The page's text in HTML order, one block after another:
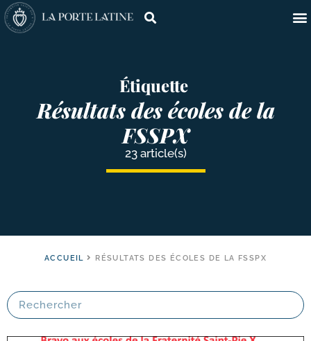
Étiquette
Résultats des écoles de la
FSSPX
23 article(s)
ACCUEIL RÉSULTATS DES ÉCOLES DE LA FSSPX